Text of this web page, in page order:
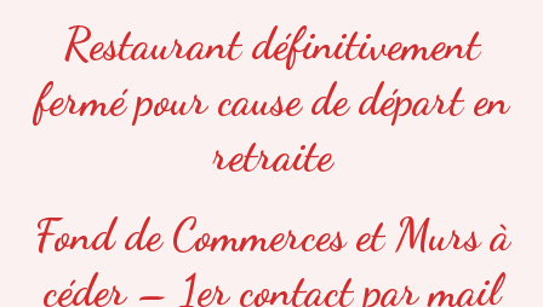
Restaurant définitivement
fermé pour cause de départ en
retraite
Fond de Commerces et Murs à
céder – 1er contact par mail